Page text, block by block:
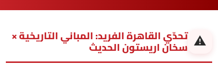
⚠️ تحدّي القاهرة الفريد: المباني التاريخية ×
سخان اريستون الحديث